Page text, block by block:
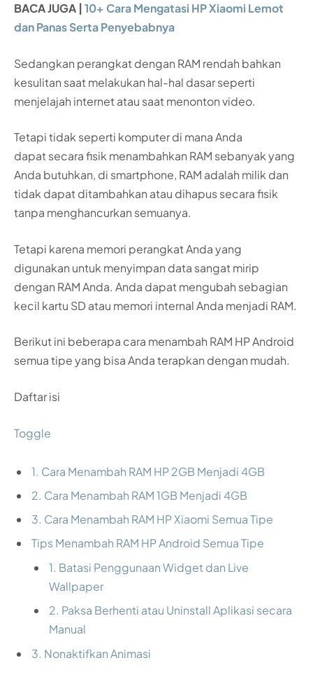
BACA JUGA | 10+ Cara Mengatasi HP Xiaomi Lemot
dan Panas Serta Penyebabnya
Sedangkan perangkat dengan RAM rendah bahkan
kesulitan saat melakukan hal-hal dasar seperti
menjelajah internet atau saat menonton video.
Tetapi tidak seperti komputer di mana Anda
dapat secara fisik menambahkan RAM sebanyak yang
Anda butuhkan, di smartphone, RAM adalah milik dan
tidak dapat ditambahkan atau dihapus secara fisik
tanpa menghancurkan semuanya.
Tetapi karena memori perangkat Anda yang
digunakan untuk menyimpan data sangat mirip
dengan RAM Anda. Anda dapat mengubah sebagian
kecil kartu SD atau memori internal Anda menjadi RAM.
Berikut ini beberapa cara menambah RAM HP Android
semua tipe yang bisa Anda terapkan dengan mudah.
Daftar isi
Toggle
1. Cara Menambah RAM HP 2GB Menjadi 4GB
2. Cara Menambah RAM 1GB Menjadi 4GB
3. Cara Menambah RAM HP Xiaomi Semua Tipe
Tips Menambah RAM HP Android Semua Tipe
1. Batasi Penggunaan Widget dan Live
Wallpaper
2. Paksa Berhenti atau Uninstall Aplikasi secara
Manual
3. Nonaktifkan Animasi